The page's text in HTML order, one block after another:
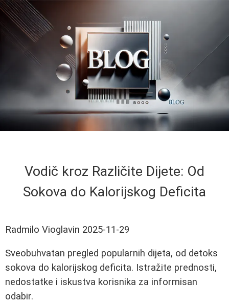
Vodič kroz Različite Dijete: Od
Sokova do Kalorijskog Deficita
Radmilo Vioglavin 2025-11-29
Sveobuhvatan pregled popularnih dijeta, od detoks
sokova do kalorijskog deficita. Istražite prednosti,
nedostatke i iskustva korisnika za informisan
odabir.